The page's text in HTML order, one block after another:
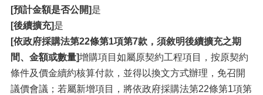
[預計金額是否公開]是
[後續擴充]是
[依政府採購法第22條第1項第7款，須敘明後續擴充之期
間、金額或數量]增購項目如屬原契約工程項目，按原契約
條件及價金續約核算付款，並得以換文方式辦理，免召開
議價會議；若屬新增項目，將依政府採購法第22條第1項第